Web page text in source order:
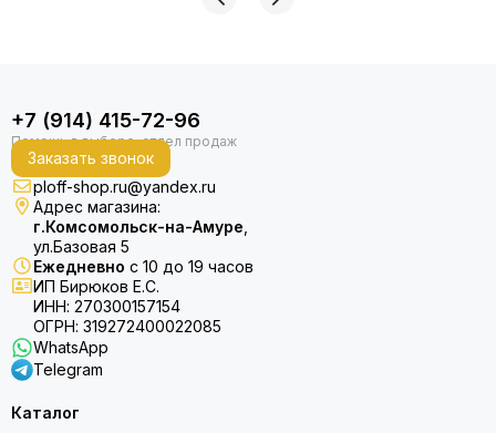
+7 (914) 415-72-96
Заказать звонок
ploff-shop.ru@yandex.ru
Адрес магазина:
г.Комсомольск-на-Амуре
ул.Базовая 5
Ежедневно с 10 до 19 часов
ИП Бирюков Е.С.
ИНН: 270300157154
ОГРН: 319272400022085
WhatsApp
Telegram
Каталог